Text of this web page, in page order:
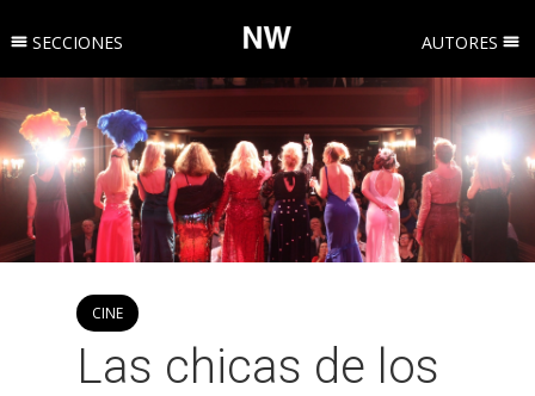
SECCIONES AUTORES
CINE
Las chicas de los